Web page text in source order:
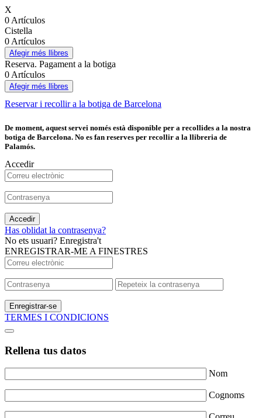
X
0 Artículos
Cistella
0 Artículos
Afegir més llibres
Reserva. Pagament a la botiga
0 Artículos
Afegir més llibres
Reservar i recollir a la botiga de Barcelona
De moment, aquest servei només està disponible per a recollides a la nostra
botiga de Barcelona. No es fan reserves per recollir a la llibreria de
Palamós.
Accedir
Accedir
Has oblidat la contrasenya?
No ets usuari? Enregistra't
ENREGISTRAR-ME A FINESTRES
Enregistrar-se
TERMES I CONDICIONS
Rellena tus datos
Nom
Cognoms